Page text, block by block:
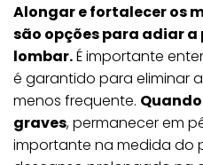
Alongar e fortalecer os
são opções para adiar a
lombar.É importante
é garantido para eliminar
menos frequente.
graves, permanecer em
importante na medida do